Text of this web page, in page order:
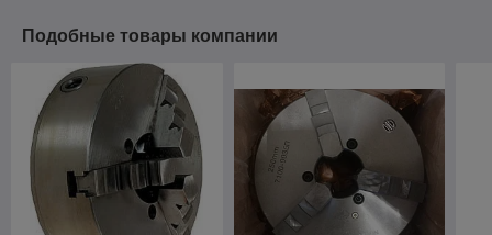
Подобные товары компании